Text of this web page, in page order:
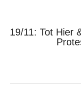
19/11: Tot Hier